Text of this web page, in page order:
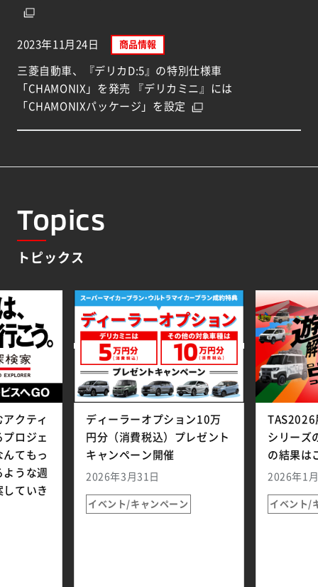
2023年11月24日 商品情報
三菱自動車、『デリカD:5』の特別仕様車
「CHAMONIX」を発売 『デリカミニ』には
「CHAMONIXパッケージ」を設定
Topics
トピックス
クティ
ロジェ
てもっ
うな週
ていき
ディーラーオプション10万
円分（消費税込）プレゼント
キャンペーン開催
2026年3月31日
イベント/キャンペーン
TAS2026
シリーズ
の結果は
2026年1
イベント/